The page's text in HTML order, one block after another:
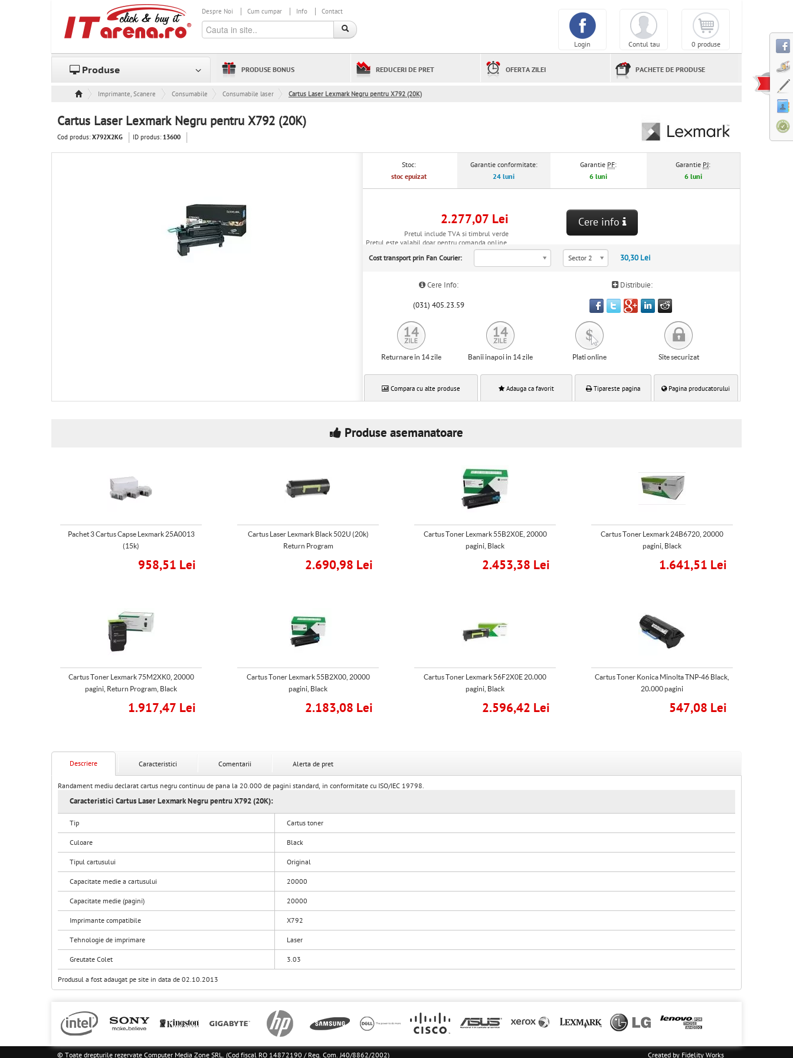
Despre Noi Cum cumpar Info Contact
0 produse
Contul tau
Login
Produse PRODUSE BONUS REDUCERI DE PRET OFERTA ZILEI PACHETE DE PRODUSE
Imprimante, Scanere & Consumabile
Consumabile Consumabile laser Cartus Laser Lexmark Negru pentru X792 (20K)
Cartus Laser Lexmark Negru pentru X792 (20K)
Cod produs:X792X2KG ID produs: 13600
Stoc:
stoc epuizat
Garantie conformitate:
24 luni
Garantie PF:
6 luni
Garantie PJ:
6 luni
2.277,07 Lei
Pretul include TVA si timbrul verde
Pretul este valabil doar pentru comanda online.
Cere info
Cost transport prin Fan Courier: Sector 2 30,30 Lei
Cere Info: Distribuie:
(031) 405.23.59
Returnare in 14 zile Banii inapoi in 14 zile Plati online Site securizat
Compara cu alte produse Adauga ca favorit Tipareste pagina Pagina producatorului
Produse asemanatoare
Pachet 3 Cartus Capse Lexmark 25A0013
(15k)
958,51 Lei
Cartus Laser Lexmark Black 502U (20k)
Return Program
2.690,98 Lei
Cartus Toner Lexmark 55B2X0E, 20000
pagini, Black
2.453,38 Lei
Cartus Toner Lexmark 24B6720, 20000
pagini, Black
1.641,51 Lei
Cartus Toner Lexmark 75M2XK0, 20000
pagini, Return Program, Black
1.917,47 Lei
Cartus Toner Lexmark 55B2X00, 20000
pagini, Black
2.183,08 Lei
Cartus Toner Lexmark 56F2X0E 20.000
pagini, Black
2.596,42 Lei
Cartus Toner Konica Minolta TNP-46 Black,
20.000 pagini
547,08 Lei
Descriere Caracteristici Comentarii Alerta de pret
Randament mediu declarat cartus negru continuu de pana la 20.000 de pagini standard, in conformitate cu ISO/IEC 19798.
Caracteristici Cartus Laser Lexmark Negru pentru X792 (20K):
Tip Cartus toner
Culoare Black
Tipul cartusului Original
Capacitate medie a cartusului 20000
Capacitate medie (pagini) 20000
Imprimante compatibile X792
Tehnologie de imprimare Laser
Greutate Colet 3.03
Produsul a fost adaugat pe site in data de 02.10.2013
© Toate drepturile rezervate Computer Media Zone SRL. (Cod fiscal RO 14872190 / Reg. Com. J40/8862/2002) Created by Fidelity Works